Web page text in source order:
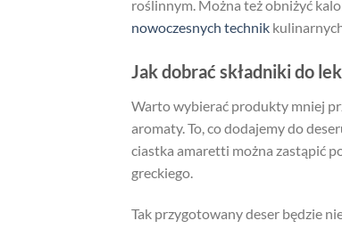
roślinnym. Można też obniżyć
nowoczesnych technik
Jak dobrać składniki do
Warto wybierać produkty mniej
aromaty. To, co dodajemy do
ciastka amaretti można zastąpić
greckiego.
Tak przygotowany deser będzie